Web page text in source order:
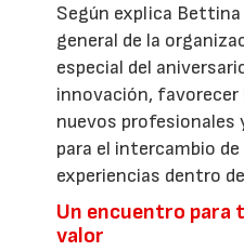
Según explica
general de la
especial del
innovación, favorecer
nuevos profesionales
para el intercambio
experiencias dentro
Un encuentro para
valor